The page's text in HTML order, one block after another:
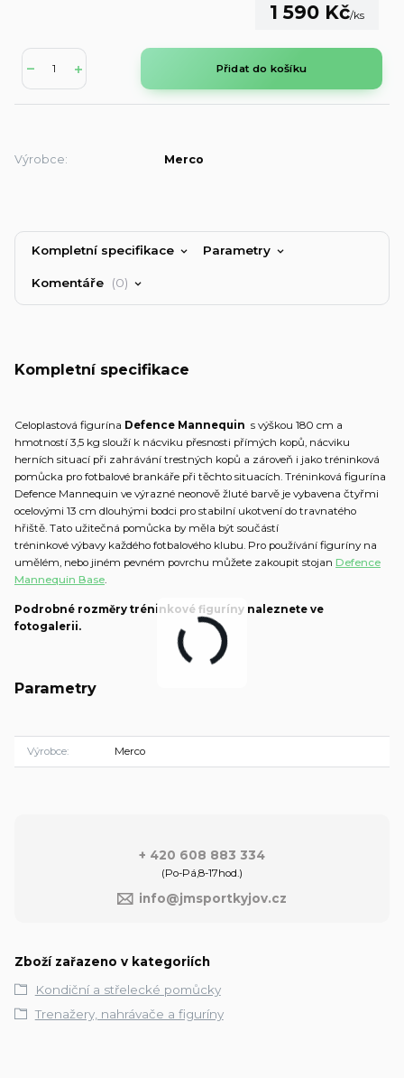
1 590 Kč/ks
Přidat do košíku
Výrobce: Merco
Kompletní specifikace Parametry
Komentáře 0
Kompletní specifikace
Celoplastová figurína Defence Mannequin s výškou 180 cm a
hmotností 3,5 kg slouží k nácviku přesnosti přímých kopů, nácviku
herních situací při zahrávání trestných kopů a zároveň i jako tréninková
pomůcka pro fotbalové brankáře při těchto situacích. Tréninková figurína
Defence Mannequin ve výrazné neonově žluté barvě je vybavena čtyřmi
ocelovými 13 cm dlouhými bodci pro stabilní ukotvení do travnatého
hřiště. Tato užitečná pomůcka by měla být součástí
tréninkové výbavy každého fotbalového klubu. Pro používání figuríny na
umělém, nebo jiném pevném povrchu můžete zakoupit stojan Defence
Mannequin Base.
Podrobné rozměry tréninkové figuríny naleznete ve
fotogalerii.
Parametry
Výrobce Merco
+ 420 608 883 334
(Po-Pá,8-17hod.)
info@jmsportkyjov.cz
Zboží zařazeno v kategoriích
Kondiční a střelecké pomůcky
Trenažery, nahrávače a figuríny